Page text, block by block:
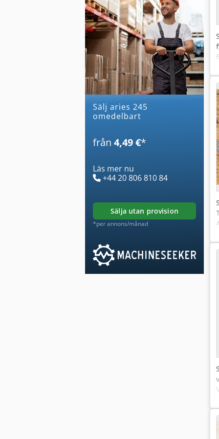
Sälj aries 245
omedelbart
från 4,49 €*
Läs mer nu
+44 20 806 810 84
sälja utan provision
*per annons/månad